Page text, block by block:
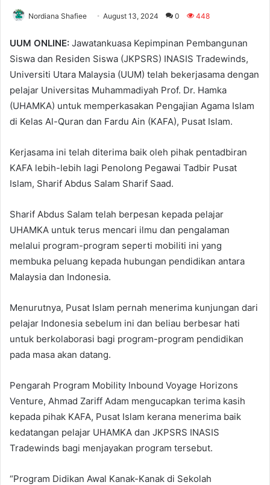
Nordiana Shafiee August 13, 2024 0 448
UUM ONLINE: Jawatankuasa Kepimpinan Pembangunan
Siswa dan Residen Siswa (JKPSRS) INASIS Tradewinds,
Universiti Utara Malaysia (UUM) telah bekerjasama dengan
pelajar Universitas Muhammadiyah Prof. Dr. Hamka
(UHAMKA) untuk memperkasakan Pengajian Agama Islam
di Kelas Al-Quran dan Fardu Ain (KAFA), Pusat Islam.
Kerjasama ini telah diterima baik oleh pihak pentadbiran
KAFA lebih-lebih lagi Penolong Pegawai Tadbir Pusat
Islam, Sharif Abdus Salam Sharif Saad.
Sharif Abdus Salam telah berpesan kepada pelajar
UHAMKA untuk terus mencari ilmu dan pengalaman
melalui program-program seperti mobiliti ini yang
membuka peluang kepada hubungan pendidikan antara
Malaysia dan Indonesia.
Menurutnya, Pusat Islam pernah menerima kunjungan dari
pelajar Indonesia sebelum ini dan beliau berbesar hati
untuk berkolaborasi bagi program-program pendidikan
pada masa akan datang.
Pengarah Program Mobility Inbound Voyage Horizons
Venture, Ahmad Zariff Adam mengucapkan terima kasih
kepada pihak KAFA, Pusat Islam kerana menerima baik
kedatangan pelajar UHAMKA dan JKPSRS INASIS
Tradewinds bagi menjayakan program tersebut.
“Program Didikan Awal Kanak-Kanak di Sekolah